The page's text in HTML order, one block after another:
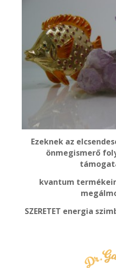
Ezeknek az
önmegismerő
kvantum
SZERETET energia